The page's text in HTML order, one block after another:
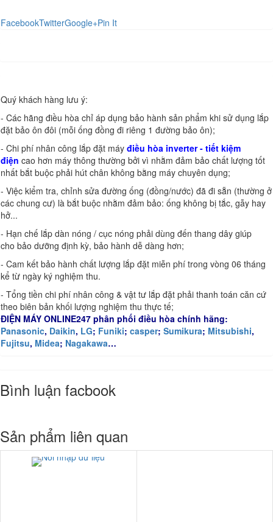
FacebookTwitterGoogle+Pin It
Quý khách hàng lưu ý:
- Các hãng điều hòa chỉ áp dụng bảo hành sản phẩm khi sử dụng lắp
đặt bảo ôn đôi (mỗi ống đồng đi riêng 1 đường bảo ôn);
- Chi phí nhân công lắp đặt máy điều hòa inverter - tiết kiệm
điện cao hơn máy thông thường bởi vì nhằm đảm bảo chất lượng tốt
nhất bắt buộc phải hút chân không bằng máy chuyên dụng;
- Việc kiểm tra, chỉnh sửa đường ống (đồng/nước) đã đi sẵn (thường ở
các chung cư) là bắt buộc nhằm đảm bảo: ống không bị tắc, gẫy hay
hở...
- Hạn chế lắp dàn nóng / cục nóng phải dùng đến thang dây giúp
cho bảo dưỡng định kỳ, bảo hành dễ dàng hơn;
- Cam kết bảo hành chất lượng lắp đặt miễn phí trong vòng 06 tháng
kể từ ngày ký nghiệm thu.
- Tổng tiền chi phí nhân công & vật tư lắp đặt phải thanh toán căn cứ
theo biên bản khối lượng nghiệm thu thực tế;
ĐIỆN MÁY ONLINE247 phân phối điều hòa chính hãng:
Panasonic, Daikin, LG; Funiki; casper; Sumikura; Mitsubishi,
Fujitsu, Midea; Nagakawa…
Bình luận facbook
Sản phẩm liên quan